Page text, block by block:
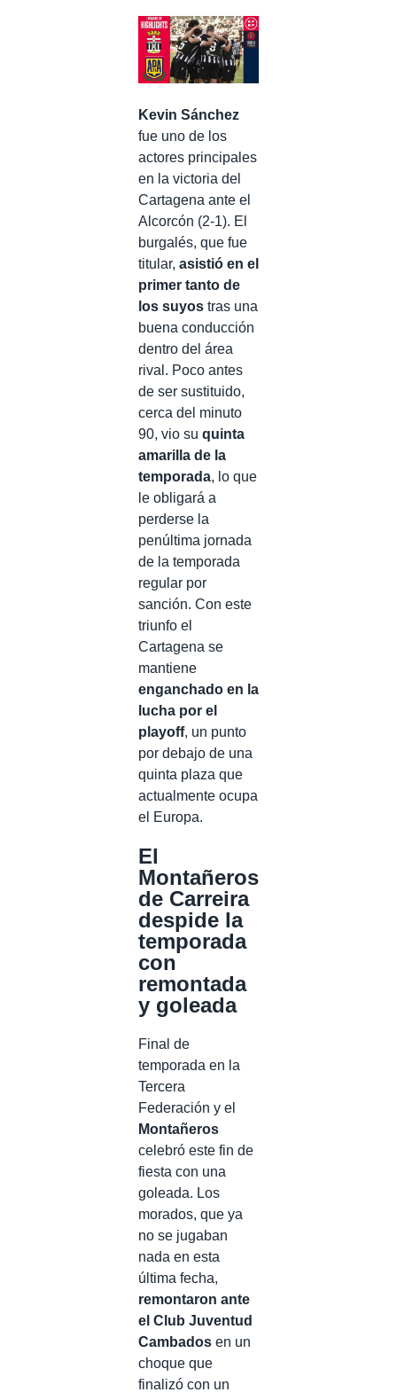
Kevin Sánchez
fue uno de los
actores principales
en la victoria del
Cartagena ante el
Alcorcón (2-1). El
burgalés, que fue
titular, asistió en el
primer tanto de
los suyos tras una
buena conducción
dentro del área
rival. Poco antes
de ser sustituido,
cerca del minuto
90, vio su quinta
amarilla de la
temporada, lo que
le obligará a
perderse la
penúltima jornada
de la temporada
regular por
sanción. Con este
triunfo el
Cartagena se
mantiene
enganchado en la
lucha por el
playoff, un punto
por debajo de una
quinta plaza que
actualmente ocupa
el Europa.
El
Montañeros
de Carreira
despide la
temporada
con
remontada
y goleada
Final de
temporada en la
Tercera
Federación y el
Montañeros
celebró este fin de
fiesta con una
goleada. Los
morados, que ya
no se jugaban
nada en esta
última fecha,
remontaron ante
el Club Juventud
Cambados en un
choque que
finalizó con un